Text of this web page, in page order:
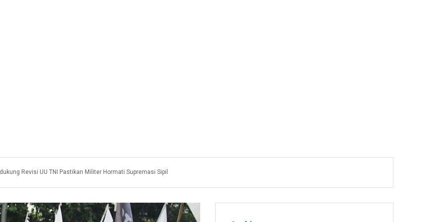
Revisi UU TNI Pastikan Militer Hormati Supremasi Sipil